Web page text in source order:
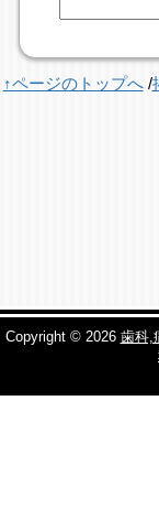
↑ページのトップへ/
Copyright © 2026 歯科,